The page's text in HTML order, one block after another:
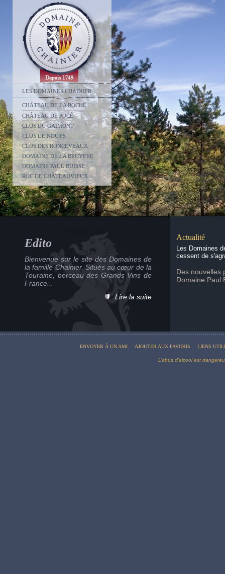
LES DOMAINES CHAINIER
CHÂTEAU DE LA ROCHE
CHÂTEAU DE POCÉ
CLOS DU GAIMONT
CLOS DE NOUYS
CLOS DES RONCEVEAUX
DOMAINE DE LA BRUYÈRE
DOMAINE PAUL BUISSE
ROC DE CHÂTEAUVIEUX
Edito
Bienvenue sur le site des Domaines de
la famille Chainier. Situés au cœur de la
Touraine, berceau des Grands Vins de
France...
Lire la suite
Actualité
Les Domaines
cessent de
Des nouvelles
Domaine Paul
ENVOYER À UN AMI AJOUTER AUX FAVORIS LIENS
L’abus d’alcool est